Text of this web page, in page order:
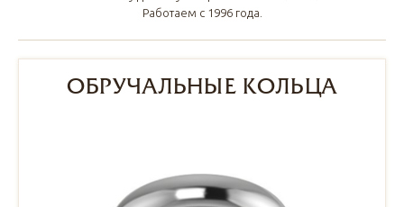
Работаем с 1996 года.
ОБРУЧАЛЬНЫЕ КОЛЬЦА